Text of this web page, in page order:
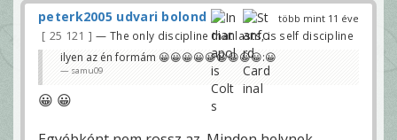
több mint 11 éve
peterk2005 udvari bolond
25 121 — The only discipline that lasts, is self discipline
ilyen az én formám 😀😀😀😀😀😀😀😀😀:😀
samu09
😀 😀